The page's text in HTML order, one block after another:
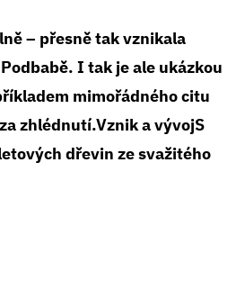
– přesně tak vznikala
I tak je ale ukázkou
mimořádného citu
zhlédnutí.Vznik a vývojS
dřevin ze svažitého